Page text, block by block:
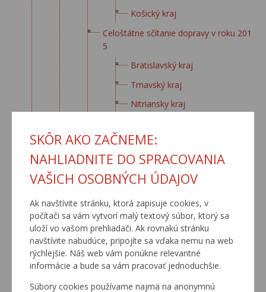
SKÔR AKO ZAČNEME:
NAHLIADNITE DO SPRACOVANIA
VAŠICH OSOBNÝCH ÚDAJOV
Ak navštívite stránku, ktorá zapisuje cookies, v
počítači sa vám vytvorí malý textový súbor, ktorý sa
uloží vo vašom prehliadači. Ak rovnakú stránku
navštívite nabudúce, pripojíte sa vďaka nemu na web
rýchlejšie. Náš web vám ponúkne relevantné
informácie a bude sa vám pracovať jednoduchšie.
Súbory cookies používame najmä na anonymnú
Košický kraj
Celoštátne sčítanie dopravy v roku 201
5
Bratislavský kraj
Trnavský kraj
Nitriansky kraj
Žilinský kraj
Banskobystrický kraj
Prešovský kraj
Košický kraj
Celoštátne sčítanie dopravy v roku 201
5 - popis sčítacích úsekov
Celoštátne sčítanie dopravy v roku 201
0
Bratislavský kraj